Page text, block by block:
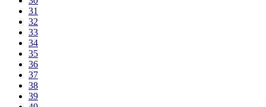
31
32
33
34
35
36
37
38
39